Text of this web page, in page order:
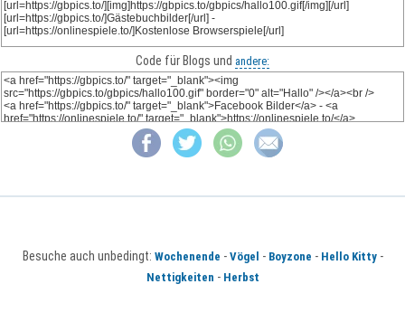
Code für Blogs und andere:
Besuche auch unbedingt: Wochenende - Vögel - Boyzone - Hello Kitty-
Nettigkeiten - Herbst